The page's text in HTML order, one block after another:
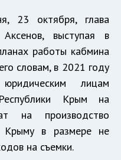
23 октября, глава
выступая в
работы кабмина
словам, в 2021 году
лицам
Крым на
на производство
Крыму в размере не
на съемки.